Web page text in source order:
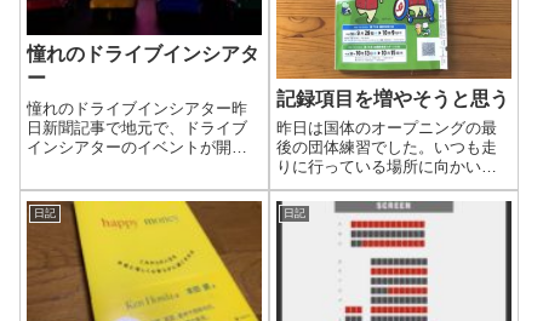
憧れのドライブインシアタ
ー
憧れのドライブインシアター昨
日新聞記事で地元で、ドライブ
インシアターのイベントが開催
大きなスクリーンで上映される
映画を、車の中にいながら観れ
る施設です。バック・トゥ・
ザ・フューチャー3で最初にタイ
ムスリップする時...
記録項目を増やそうと思う
昨日は国体のオープニングの最
後の団体練習でした。いつも走
りに行っている場所に向かいま
した。
日記 日記